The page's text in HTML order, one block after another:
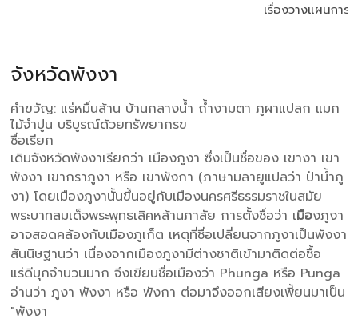
เรื่องวางแผนการ
จังหวัดพังงา
คำขวัญ: แร่หมื่นล้าน บ้านกลางน้ำ ถ้ำงามตา ภูผาแปลก แมก
ไม้จำปูน บริบูรณ์ด้วยทรัพยากรฃ
ชื่อเรียก
เดิมจังหวัดพังงาเรียกว่า เมืองภูงา ซึ่งเป็นชื่อของ เขางา เขา
พังงา เขากราภูงา หรือ เขาพังกา (ภาษามลายูแปลว่า ป่าน้ำภู
งา) โดยเมืองภูงานั้นขึ้นอยู่กับเมืองนครศรีธรรมราชในสมัย
พระบาทสมเด็จพระพุทธเลิศหล้านภาลัย การตั้งชื่อว่า เมืองภูงา
อาจสอดคล้องกับเมืองภูเก็ต เหตุที่ชื่อเปลี่ยนจากภูงาเป็นพังงา
สันนิษฐานว่า เนื่องจากเมืองภูงามีต่างชาติเข้ามาติดต่อซื้อ
แร่ดีบุกจำนวนมาก จึงเขียนชื่อเมืองว่า Phunga หรือ Punga
อ่านว่า ภูงา พังงา หรือ พังกา ต่อมาจึงออกเสียงเพี้ยนมาเป็น
"พังงา